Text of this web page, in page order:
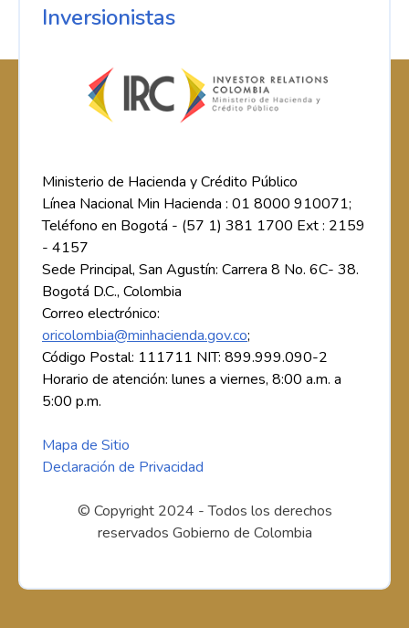
Inversionistas
Ministerio de Hacienda y Crédito Público
Línea Nacional Min Hacienda : 01 8000 910071;
Teléfono en Bogotá - (57 1) 381 1700 Ext : 2159
- 4157
Sede Principal, San Agustín: Carrera 8 No. 6C- 38.
Bogotá D.C., Colombia
Correo electrónico:
oricolombia@minhacienda.gov.co;
Código Postal: 111711 NIT: 899.999.090-2
Horario de atención: lunes a viernes, 8:00 a.m. a
5:00 p.m.
Mapa de Sitio
Declaración de Privacidad
© Copyright 2024 - Todos los derechos
reservados Gobierno de Colombia